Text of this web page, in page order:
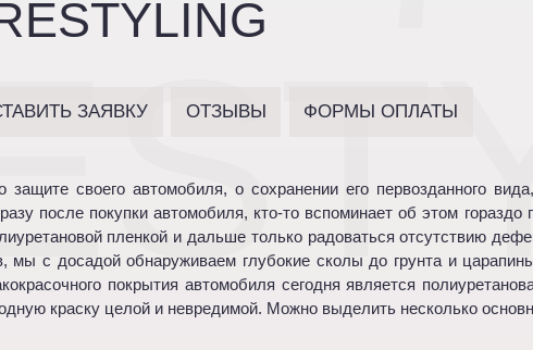
ЗАЯВКУ ОТЗЫВЫ ФОРМЫ ОПЛАТЫ
своего автомобиля, о сохранении его первозданного
после покупки автомобиля, кто-то вспоминает об этом
пленкой и дальше только радоваться отсутствию
мы с досадой обнаруживаем глубокие сколы до грунта и
покрытия автомобиля сегодня является
краску целой и невредимой. Можно выделить несколько